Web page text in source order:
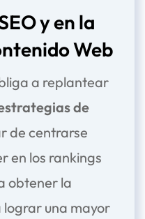
y en la
Web
a replantear
de
de centrarse
en los rankings
obtener la
lograr una mayor